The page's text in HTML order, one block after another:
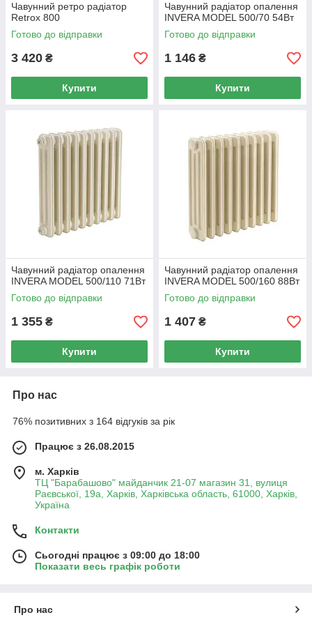
Чавунний ретро радіатор
Retrox 800
Готово до відправки
3 420 ₴
Купити
Чавунний радіатор опалення
INVERA MODEL 500/70 54Вт
Готово до відправки
1 146 ₴
Купити
Чавунний радіатор опалення
INVERA MODEL 500/110 71Вт
Готово до відправки
1 355 ₴
Купити
Чавунний радіатор опалення
INVERA MODEL 500/160 88Вт
Готово до відправки
1 407 ₴
Купити
Про нас
76% позитивних з 164 відгуків за рік
Працює з 26.08.2015
м. Харків
ТЦ "Барабашово" майданчик 21-07 магазин 31, вулиця
Раєвської, 19а, Харків, Харківська область, 61000, Харків,
Україна
Контакти
Сьогодні працює з 09:00 до 18:00
Показати весь графік роботи
Про нас